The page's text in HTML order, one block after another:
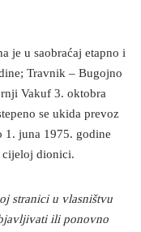
je u saobraćaj etapno i
Travnik – Bugojno
Vakuf 3. oktobra
se ukida prevoz
1. juna 1975. godine
cijeloj dionici.
stranici u vlasništvu
ili ponovno